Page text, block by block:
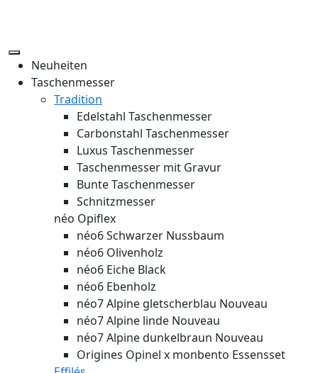
Neuheiten
Taschenmesser
Tradition
Edelstahl Taschenmesser
Carbonstahl Taschenmesser
Luxus Taschenmesser
Taschenmesser mit Gravur
Bunte Taschenmesser
Schnitzmesser
néo Opiflex
néo6 Schwarzer Nussbaum
néo6 Olivenholz
néo6 Eiche Black
néo6 Ebenholz
néo7 Alpine gletscherblau Nouveau
néo7 Alpine linde Nouveau
néo7 Alpine dunkelbraun Nouveau
Origines Opinel x monbento Essensset